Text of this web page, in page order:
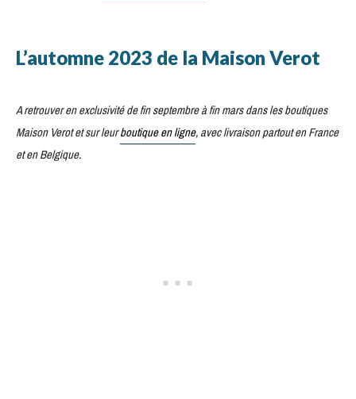
L’automne 2023 de la Maison Verot
A retrouver en exclusivité de fin septembre à fin mars dans les boutiques
Maison Verot et sur leurboutique en ligne, avec livraison partout en France
et en Belgique.